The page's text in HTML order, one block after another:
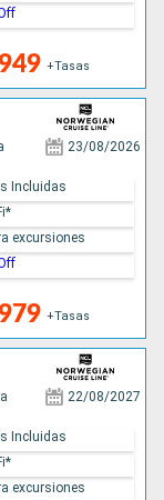
+Tasas
23/08/2026
+Tasas
Incluidas
excursiones
22/08/2027
Incluidas
excursiones